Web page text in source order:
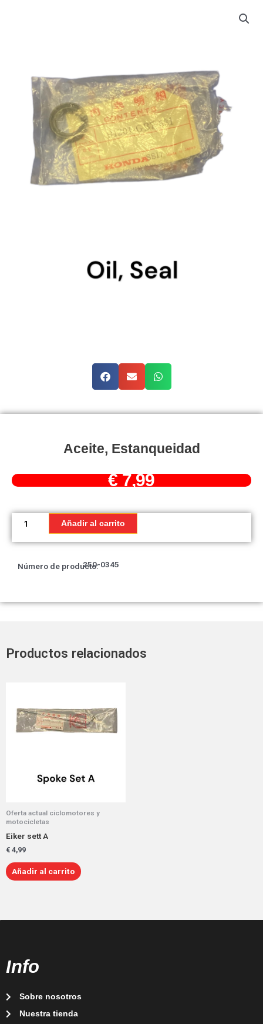
Aceite, Estanqueidad
€7,99
Aceite,
estanqueidadAñadir al carrito
Número de producto:250-0345
Productos relacionados
Oferta actual ciclomotores y
motocicletas
Eiker sett A
€ 4,99
Añadir al carrito
Info
Sobre nosotros
Nuestra tienda